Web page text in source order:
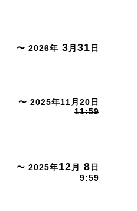
〜 2026年 3 月 31 日
〜 2025年11月20日
11:59
〜 2025年12 月 8 日
9:59